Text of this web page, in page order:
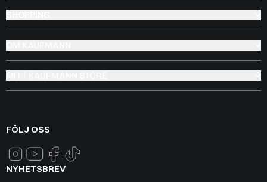
FÖLJ OSS
NYHETSBREV